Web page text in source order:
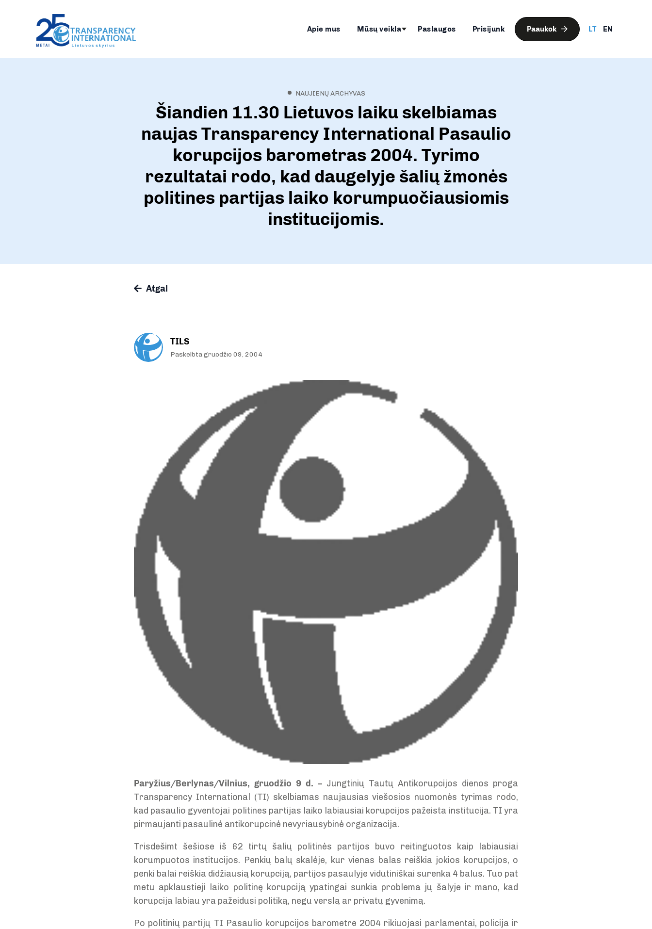
Apie mus Mūsų veikla Paslaugos Prisijunk Paaukok LT EN
NAUJIENŲ ARCHYVAS
Šiandien 11.30 Lietuvos laiku skelbiamas
naujas Transparency International Pasaulio
korupcijos barometras 2004. Tyrimo
rezultatai rodo, kad daugelyje šalių žmonės
politines partijas laiko korumpuočiausiomis
institucijomis.
Atgal
TILS
Paskelbta gruodžio 09, 2004
Paryžius/Berlynas/Vilnius, gruodžio 9 d. – Jungtinių Tautų Antikorupcijos dienos proga
Transparency International (TI) skelbiamas naujausias viešosios nuomonės tyrimas rodo,
kad pasaulio gyventojai politines partijas laiko labiausiai korupcijos pažeista institucija. TI yra
pirmaujanti pasaulinė antikorupcinė nevyriausybinė organizacija.
Trisdešimt šešiose iš 62 tirtų šalių politinės partijos buvo reitinguotos kaip labiausiai
korumpuotos institucijos. Penkių balų skalėje, kur vienas balas reiškia jokios korupcijos, o
penki balai reiškia didžiausią korupciją, partijos pasaulyje vidutiniškai surenka 4 balus. Tuo pat
metu apklaustieji laiko politinę korupciją ypatingai sunkia problema jų šalyje ir mano, kad
korupcija labiau yra pažeidusi politiką, negu verslą ar privatų gyvenimą.
Po politinių partijų TI Pasaulio korupcijos barometre 2004 rikiuojasi parlamentai, policija ir